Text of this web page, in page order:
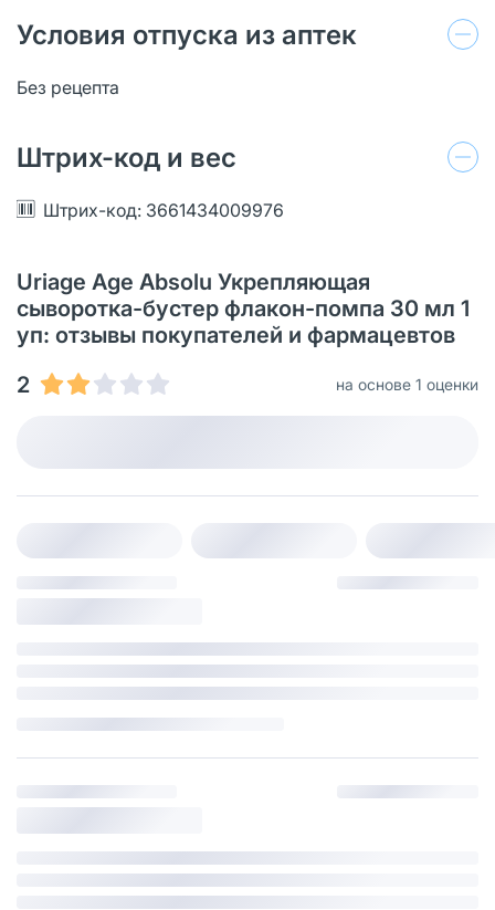
Условия отпуска из аптек
Без рецепта
Штрих-код и вес
Штрих-код: 3661434009976
Uriage Age Absolu Укрепляющая
сыворотка-бустер флакон-помпа 30 мл 1
уп: отзывы покупателей и фармацевтов
2
на основе 1 оценки